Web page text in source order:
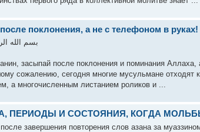
поклонения, а не с телефоном в руках!
بسم الله
засыпай после поклонения и поминания
сожалению, сегодня многие мусульмане отходят
а многочисленным листанием роликов и ...
ПЕРИОДЫ И СОСТОЯНИЯ, КОГДА
завершения повторения слов азана за